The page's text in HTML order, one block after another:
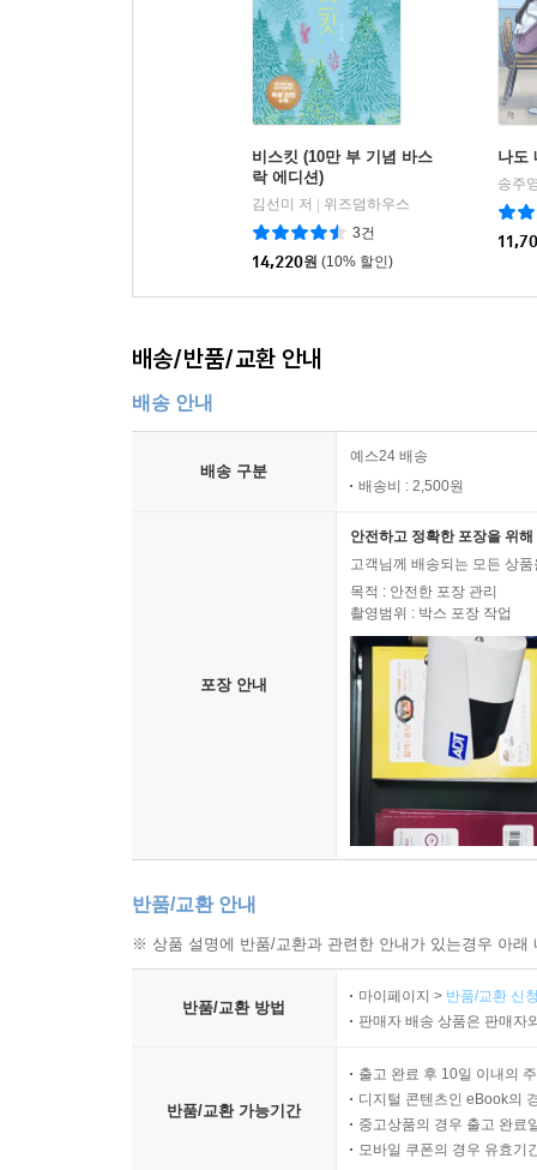
비스킷 (10만 부 기념 바스
락 에디션)
김선미 저
위즈덤하우스
3건
14,220원 (10% 할인)
나도
송주
배송/반품/교환 안내
배송 안내
배송 구분
예스24 배송
배송비 : 2,500원
포장 안내
안전하고 정확한 포장을 위
고객님께 배송되는 모든 상
목적 : 안전한 포장 관리
촬영범위 : 박스 포장 작업
반품/교환 안내
※ 상품 설명에 반품/교환과 관련한 안내가 있는경우 아
반품/교환 방법
마이페이지 > 반품/교환 신
판매자 배송 상품은 판매자
반품/교환 가능기간
출고 완료 후 10일 이내의
디지털 콘텐츠인 eBook의
중고상품의 경우 출고 완료
모바일 쿠폰의 경우 유효기